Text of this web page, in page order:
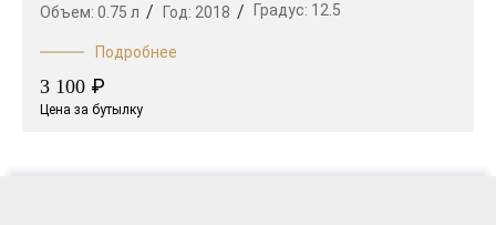
Объем: 0.75 л Год: 2018 Градус: 12.5
Подробнее
3 100 ₽
Цена за бутылку